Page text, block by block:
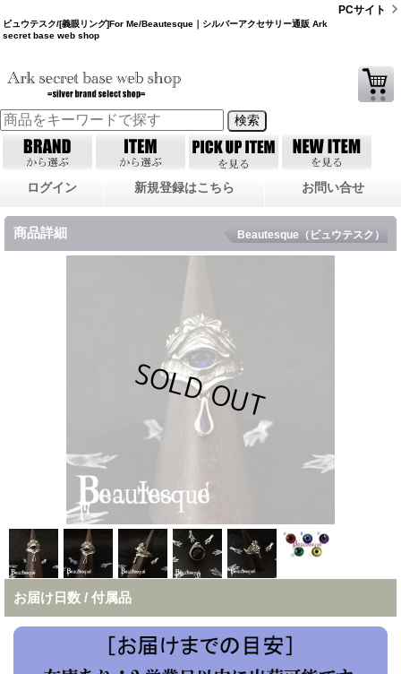
ビュウテスク/[義眼リング]For Me/Beautesque｜シルバーアクセサリー通販 Ark
secret base web shop
PCサイト
ログイン 新規登録はこちら お問い合せ
商品詳細 Beautesque（ビュウテスク）
お届け日数 / 付属品